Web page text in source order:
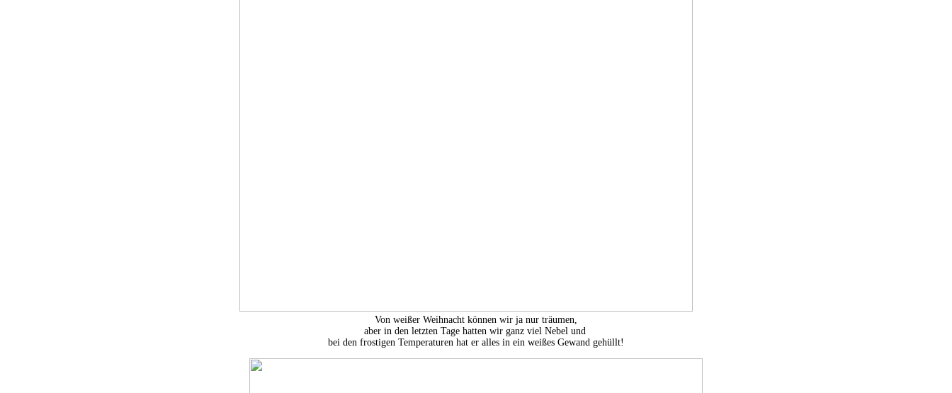
Von weißer Weihnacht können wir ja nur träumen,
aber in den letzten Tage hatten wir ganz viel Nebel und
bei den frostigen Temperaturen hat er alles in ein weißes Gewand gehüllt!